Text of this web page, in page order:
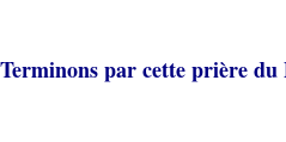
Terminons par cette prière du